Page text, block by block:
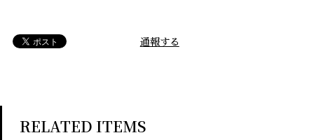
通報する
RELATED ITEMS